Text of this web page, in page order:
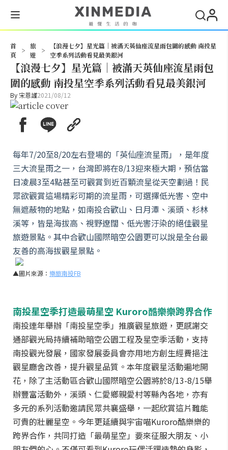
首
頁
>
旅
遊
>
【浪漫七夕】星光篇｜被滿天英仙座流星雨包圍的感動 南投星
空季系列活動看見最美銀河
【浪漫七夕】星光篇｜被滿天英仙座流星雨包
圍的感動 南投星空季系列活動看見最美銀河
By 宋恩謹2021/08/12
每年7/20至8/20左右登場的「英仙座流星雨」，是年度
三大流星雨之一，台灣即將在8/13迎來極大期，預估當
日凌晨3至4點甚至可觀賞到近百顆流星從天空劃過！民
眾欲觀賞這場精彩可期的流星雨，可選擇低光害、空中
無遮蔽物的地點，如南投合歡山、日月潭、溪頭、杉林
溪等，皆是海拔高、視野遼闊、低光害汙染的絕佳觀星
旅遊景點。其中合歡山國際暗空公園更可以說是全台最
友善的高海拔觀星景點。
▲圖片來源： 樂旅南投FB
南投星空季打造最萌星空 Kuroro酷樂樂跨界合作
南投連年舉辦「南投星空季」推廣觀星旅遊，更感謝交
通部觀光局持續補助暗空公園工程及星空季活動，支持
南投觀光發展，國家發展委員會亦用地方創生經費挹注
觀星廳舍改善，提升觀星品質。本年度觀星活動遍地開
花，除了主活動區合歡山國際暗空公園將於8/13-8/15舉
辦豐富活動外，溪頭、仁愛鄉親愛村等縣內各地，亦有
多元的系列活動邀請民眾共襄盛舉，一起欣賞這片難能
可貴的壯麗星空。今年更延續與宇宙喵Kuroro酷樂樂的
跨界合作，共同打造「最萌星空」要來征服大朋友、小